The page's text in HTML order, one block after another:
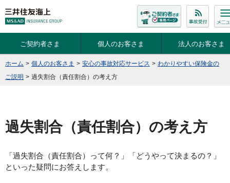
ご契約者さま 個人のお客さま 法人のお客さま
ホーム > 個人のお客さま > 安心の事故対応サービス > わかりやすい保険金の
ご説明 > 過失割合（責任割合）の考え方
過失割合（責任割合）の考え方
「過失割合（責任割合）って何？」「どうやって決まるの？」
といった疑問にお答えします。